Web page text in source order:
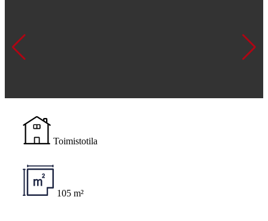
Toimistotila
105 m²